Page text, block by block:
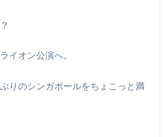
イオン公演へ。
りのシンガポールをちょこっと満